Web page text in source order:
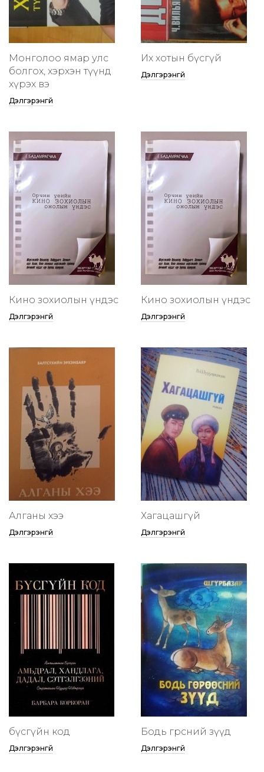
Монголоо ямар улс
болгох, хэрхэн түүнд
хүрэх вэ
Дэлгэрэнгүй
Их хотын бүсгүй
Дэлгэрэнгүй
Кино зохиолын үндэс
Дэлгэрэнгүй
Кино зохиолын үндэс
Дэлгэрэнгүй
Алганы хээ
Дэлгэрэнгүй
Хагацашгүй
Дэлгэрэнгүй
бүсгүйн код
Дэлгэрэнгүй
Бодь гөрөөсний зүүд
Дэлгэрэнгүй